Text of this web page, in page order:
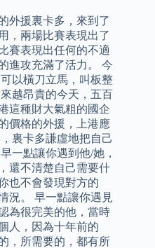
外援裏卡多，來到了
，兩場比賽表現出了
賽表現出任何的不適
進攻充滿了活力。 今
以橫刀立馬，叫板整
越昂貴的今天，五百
這種財大氣粗的國企
價格的外援，上港應
裏卡多謙虛地把自己
一點讓你遇到他/她，
還不清楚自己需要什
也不會發現對方的
況。 早一點讓你遇見
為很完美的他，當時
人，因為十年前的
，所需要的，都有所